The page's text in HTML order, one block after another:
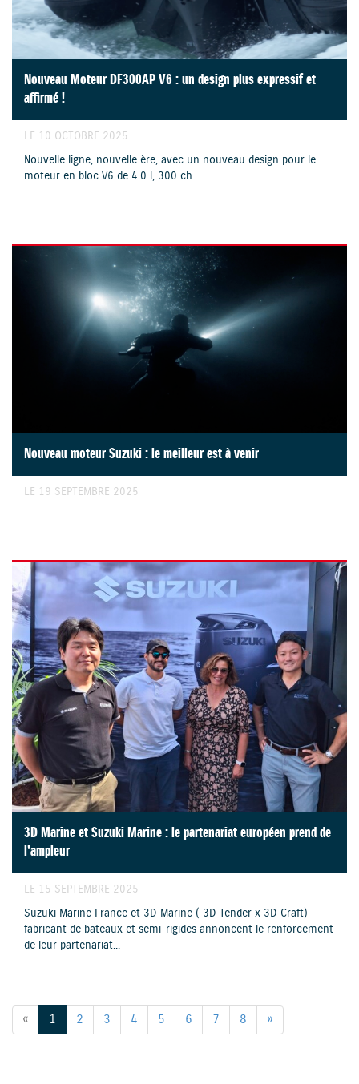
Nouveau Moteur DF300AP V6 : un design plus expressif et
affirmé !
LE 10 OCTOBRE 2025
Nouvelle ligne, nouvelle ère, avec un nouveau design pour le
moteur en bloc V6 de 4.0 l, 300 ch.
Nouveau moteur Suzuki : le meilleur est à venir
LE 19 SEPTEMBRE 2025
3D Marine et Suzuki Marine : le partenariat européen prend de
l'ampleur
LE 15 SEPTEMBRE 2025
Suzuki Marine France et 3D Marine ( 3D Tender x 3D Craft)
fabricant de bateaux et semi-rigides annoncent le renforcement
de leur partenariat...
« 1 2 3 4 5 6 7 8 »